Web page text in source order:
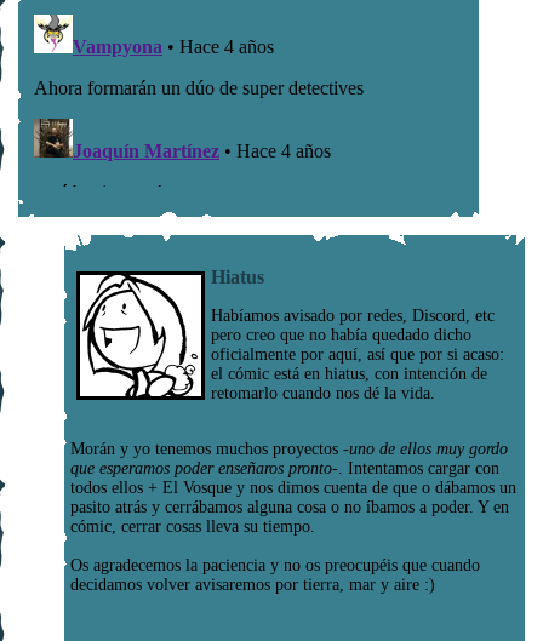
Hiatus
Habíamos avisado por redes, Discord, etc
pero creo que no había quedado dicho
oficialmente por aquí, así que por si acaso:
el cómic está en hiatus, con intención de
retomarlo cuando nos dé la vida.
Morán y yo tenemos muchos proyectos -uno de ellos muy gordo
que esperamos poder enseñaros pronto- . Intentamos cargar con
todos ellos + El Vosque y nos dimos cuenta de que o dábamos un
pasito atrás y cerrábamos alguna cosa o no íbamos a poder. Y en
cómic, cerrar cosas lleva su tiempo.
Os agradecemos la paciencia y no os preocupéis que cuando
decidamos volver avisaremos por tierra, mar y aire :)